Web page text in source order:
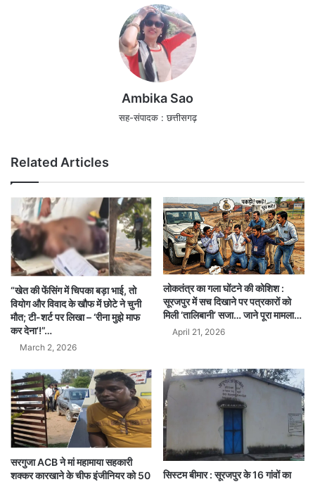
Ambika Sao
सह-संपादक : छत्तीसगढ़
Related Articles
“खेत की फेंसिंग में चिपका बड़ा भाई, तो
वियोग और विवाद के खौफ में छोटे ने चुनी
मौत; टी-शर्ट पर लिखा – ‘रीना मुझे माफ
कर देना’!”…
March 2, 2026
लोकतंत्र का गला घोंटने की कोशिश :
सूरजपुर में सच दिखाने पर पत्रकारों को
मिली ‘तालिबानी’ सजा… जाने पूरा मामला…
April 21, 2026
सरगुजा ACB ने मां महामाया सहकारी
शक्कर कारखाने के चीफ इंजीनियर को 50
सिस्टम बीमार : सूरजपुर के 16 गांवों का